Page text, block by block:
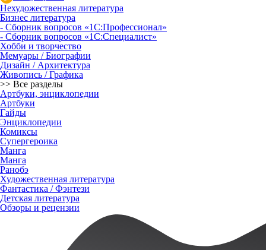
Нехудожественная литература
Бизнес литература
- Сборник вопросов «1С:Профессионал»
- Сборник вопросов «1С:Специалист»
Хобби и творчество
Мемуары / Биографии
Дизайн / Архитектура
Живопись / Графика
>> Все разделы
Артбуки, энциклопедии
Артбуки
Гайды
Энциклопедии
Комиксы
Супергероика
Манга
Манга
Ранобэ
Художественная литература
Фантастика / Фэнтези
Детская литература
Обзоры и рецензии